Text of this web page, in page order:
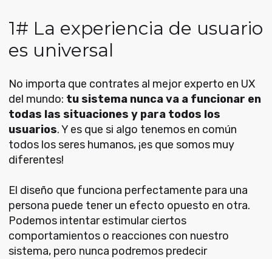
1# La experiencia de usuario
es universal
No importa que contrates al mejor experto en UX
del mundo: tu sistema nunca va a funcionar en
todas las situaciones y para todos los
usuarios. Y es que si algo tenemos en común
todos los seres humanos, ¡es que somos muy
diferentes!
El diseño que funciona perfectamente para una
persona puede tener un efecto opuesto en otra.
Podemos intentar estimular ciertos
comportamientos o reacciones con nuestro
sistema, pero nunca podremos predecir